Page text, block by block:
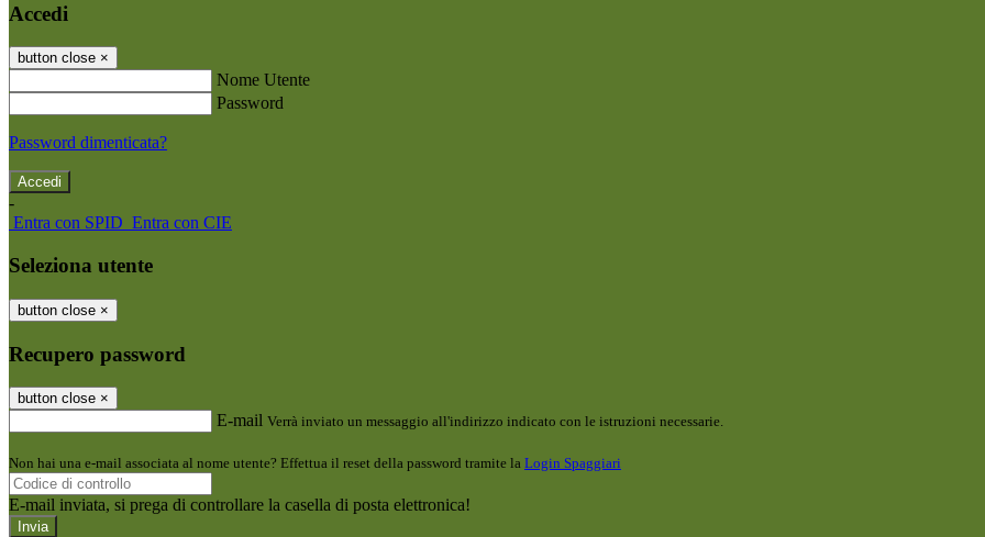
Accedi
button close ×
Nome Utente
Password
Password dimenticata?
-
Entra con SPID Entra con CIE
Seleziona utente
button close ×
Recupero password
button close ×
E-mail Verrà inviato un messaggio all'indirizzo indicato con le istruzioni necessarie.
Non hai una e-mail associata al nome utente? Effettua il reset della password tramite la Login Spaggiari
E-mail inviata, si prega di controllare la casella di posta elettronica!